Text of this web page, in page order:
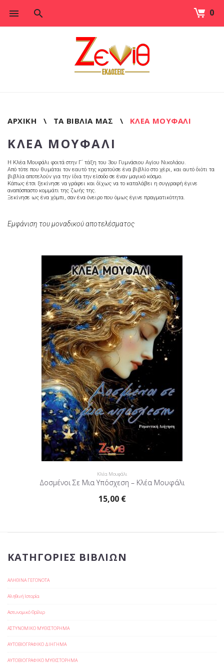
0
ΑΡΧΙΚΉ \ ΤΑ ΒΙΒΛΊΑ ΜΑΣ \ ΚΛΈΑ ΜΟΥΦΆΛΙ
ΚΛΈΑ ΜΟΥΦΆΛΙ
Η Κλέα Μουφάλι φοιτά στην Γ΄ τάξη του 3ου Γυμνάσιου Αγίου Νικολάου.
Από τότε που θυμάται τον εαυτό της κρατούσε ένα βιβλίο στο χέρι, και αυτό διότι τα
βιβλία αποτελούν για την ίδια την είσοδο σε έναν μαγικό κόσμο.
Κάπως έτσι ξεκίνησε να γράφει και δίχως να το καταλάβει η συγγραφή έγινε
αναπόσπαστο κομμάτι της ζωής της.
Ξεκίνησε ως ένα χόμπι, σαν ένα όνειρο που όμως έγινε πραγματικότητα.
Εμφάνιση του μοναδικού αποτελέσματος
Κλέα Μουφάλι
Δοσμένοι Σε Μια Υπόσχεση – Κλέα Μουφάλι
15,00 €
ΚΑΤΗΓΟΡΊΕΣ ΒΙΒΛΊΩΝ
ΑΛΗΘΙΝΑ ΓΕΓΟΝΟΤΑ
Αληθινή Ιστορία
Αστυνομικό Θρίλερ
ΑΣΤΥΝΟΜΙΚΟ ΜΥΘΙΣΤΟΡΗΜΑ
ΑΥΤΟΒΙΟΓΡΑΦΙΚΟ ΔΙΗΓΗΜΑ
ΑΥΤΟΒΙΟΓΡΑΦΙΚΟ ΜΥΘΙΣΤΟΡΗΜΑ